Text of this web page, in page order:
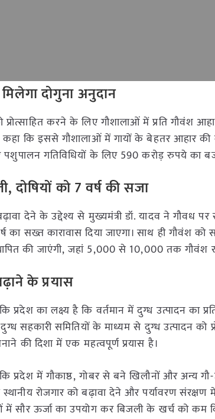
दोगुना अनुदान
प्रोत्साहित करने के लिए गौशालाओं में प्रति गौवंश
कहा कि इससे गौशालाओं में गायों के बेहतर आहार
गतिविधियों के लिए 590 करोड़ रुपये का
,दोषियों को7वर्ष की सजा
देने के उद्देश्य से मुख्यमंत्री डॉ. यादव ने गौवध
का सख्त कारावास दिया जाएगा। साथ ही
की जाएंगी, जहां 5,000 से 10,000 तक गौवंश
के प्रयास
प्रदेश का लक्ष्य है कि वर्तमान में दुग्ध उत्पादन
सहकारी समितियों के माध्यम से दुग्ध उत्पादन को
की दिशा में एक महत्वपूर्ण प्रयास है।
प्रदेश में गौकाष्ठ, गोबर से बने खिलौनों और अन्य
रोजगार को बढ़ावा देने और पर्यावरण संरक्षण
में सौर ऊर्जा का उपयोग कर बिजली के खर्च को कम